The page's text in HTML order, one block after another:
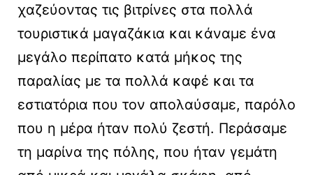
χαζεύοντας τις βιτρίνες στα πολλά
τουριστικά μαγαζάκια και κάναμε ένα
μεγάλο περίπατο κατά μήκος της
παραλίας με τα πολλά καφέ και τα
εστιατόρια που τον απολαύσαμε, παρόλο
που η μέρα ήταν πολύ ζεστή. Περάσαμε
τη μαρίνα της πόλης, που ήταν γεμάτη